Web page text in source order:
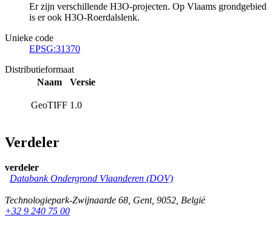
Er zijn verschillende H3O-projecten. Op Vlaams grondgebied
is er ook H3O-Roerdalslenk.
Unieke code
EPSG:31370
Distributieformaat
Naam
Versie
GeoTIFF 1.0
Verdeler
verdeler
Databank Ondergrond Vlaanderen (DOV)
Technologiepark-Zwijnaarde 68, Gent, 9052, België
+32 9 240 75 00